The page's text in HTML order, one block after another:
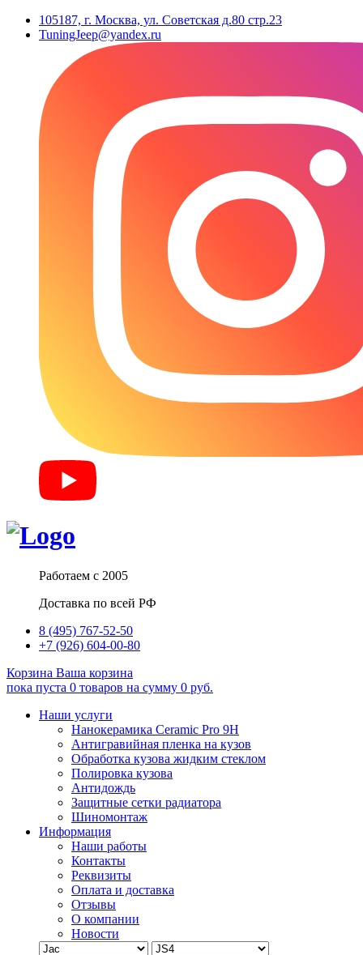
105187, г. Москва, ул. Советская д.80 стр.23
TuningJeep@yandex.ru
Работаем с 2005
Доставка по всей РФ
8 (495) 767-52-50
+7 (926) 604-00-80
Корзина Ваша корзина
пока пуста 0 товаров на сумму 0 руб.
Наши услуги
Нанокерамика Ceramic Pro 9H
Антигравийная пленка на кузов
Обработка кузова жидким стеклом
Полировка кузова
Антидождь
Защитные сетки радиатора
Шиномонтаж
Информация
Наши работы
Контакты
Реквизиты
Оплата и доставка
Отзывы
О компании
Новости